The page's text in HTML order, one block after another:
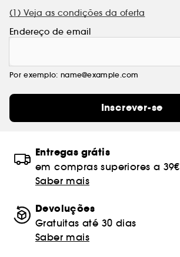
(1) Veja as condições da oferta
Endereço de email
Por exemplo: name@example.com
Inscrever-se
Entregas grátis
em compras superiores a 39€
Saber mais
Devoluções
Gratuitas até 30 dias
Saber mais